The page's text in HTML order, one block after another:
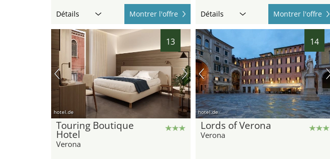
Détails Montrer l'offre Détails Montrer l'offre
13
hotel.de
Touring Boutique
Hotel
Verona
14
hotel.de
Lords of Verona
Verona